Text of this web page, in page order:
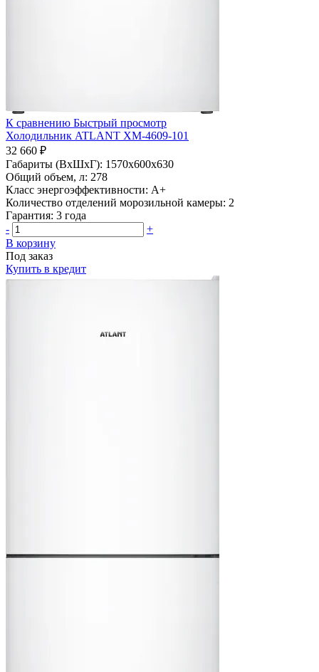
К сравнению Быстрый просмотр
Холодильник ATLANT ХМ-4609-101
32 660 ₽
Габариты (ВхШхГ): 1570x600x630
Общий объем, л: 278
Класс энергоэффективности: A+
Количество отделений морозильной камеры: 2
Гарантия: 3 года
-
+
В корзину
Под заказ
Купить в кредит